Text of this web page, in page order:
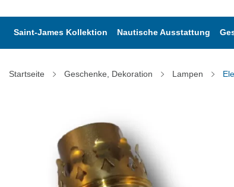
Saint-James Kollektion Nautische Ausstattung
Startseite Geschenke, Dekoration Lampen